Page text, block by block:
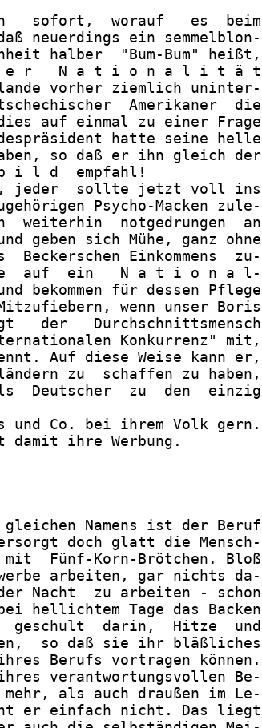
sofort,  worauf   es  beim
neuerdings ein semmelblon-
halber  "Bum-Bum" heißt,
r   N a t i o n a l i t ä t
vorher ziemlich uninter-
Amerikaner  die
auf einmal zu einer Frage
hatte seine helle
so daß er ihn gleich der
i l d  empfahl!
jeder  sollte jetzt voll ins
Psycho-Macken zule-
weiterhin  notgedrungen  an
geben sich Mühe, ganz ohne
Beckerschen Einkommens  zu-
auf  ein   N a t i o n a l-
bekommen für dessen Pflege
wenn unser Boris
der   Durchschnittsmensch
Konkurrenz" mit,
Auf diese Weise kann er,
zu  schaffen zu haben,
Deutscher  zu  den  einzig
und Co. bei ihrem Volk gern.
damit ihre Werbung.
Namens ist der Beruf
doch glatt die Mensch-
Fünf-Korn-Brötchen. Bloß
arbeiten, gar nichts da-
Nacht  zu arbeiten - schon
hellichtem Tage das Backen
geschult  darin,  Hitze  und
so daß sie ihr bläßliches
Berufs vortragen können.
verantwortungsvollen Be-
als auch draußen im Le-
er einfach nicht. Das liegt